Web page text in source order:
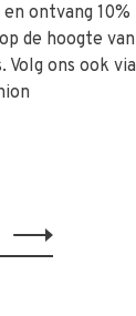
ontvang 10%
de hoogte van
ons ook via